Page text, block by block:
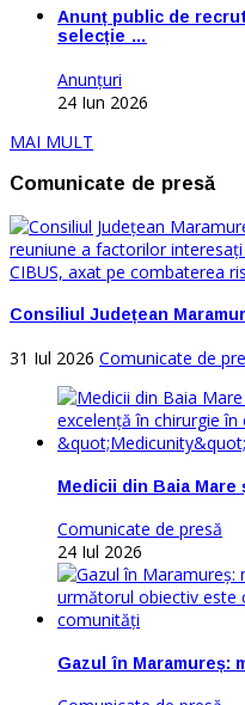
Anunț public de
selecție …
Anunţuri
24 Iun 2026
MAI MULT
Comunicate de presă
Consiliul Județean
31 Iul 2026 Comunicate de
Medicii din Baia
Comunicate de presă
24 Iul 2026
Gazul în